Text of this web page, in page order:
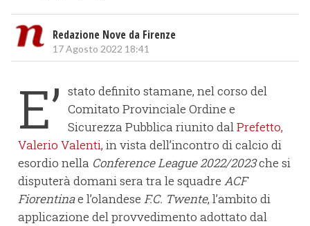
Redazione Nove da Firenze
17 Agosto 2022 18:41
E’ stato definito stamane, nel corso del
Comitato Provinciale Ordine e
Sicurezza Pubblica riunito dalPrefetto,
Valerio Valenti, in vista dell’incontro di calcio di
esordio nella Conference League 2022/2023che si
disputerà domani sera tra le squadre ACF
Fiorentinae l’olandese F.C. Twente, l’ambito di
applicazione del provvedimento adottato dal